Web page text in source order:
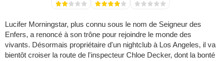
Lucifer Morningstar, plus connu sous le nom de Seigneur des
Enfers, a renoncé à son trône pour rejoindre le monde des
vivants. Désormais propriétaire d'un nightclub à Los Angeles, il va
bientôt croiser la route de l'inspecteur Chloe Decker, dont la bonté